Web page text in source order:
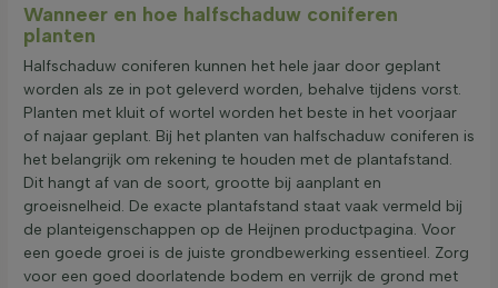
Wanneer en hoe halfschaduw coniferen
planten
Halfschaduw coniferen kunnen het hele jaar door geplant
worden als ze in pot geleverd worden, behalve tijdens vorst.
Planten met kluit of wortel worden het beste in het voorjaar
of najaar geplant. Bij het planten van halfschaduw coniferen is
het belangrijk om rekening te houden met de plantafstand.
Dit hangt af van de soort, grootte bij aanplant en
groeisnelheid. De exacte plantafstand staat vaak vermeld bij
de planteigenschappen op de Heijnen productpagina. Voor
een goede groei is de juiste grondbewerking essentieel. Zorg
voor een goed doorlatende bodem en verrijk de grond met